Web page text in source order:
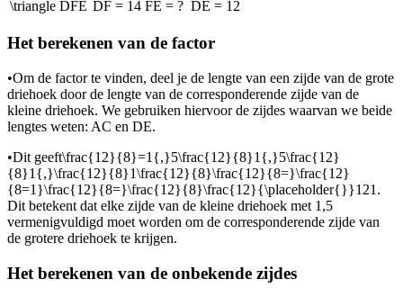
\triangle DFE DF = 14 FE = ? DE = 12
Het berekenen van de factor
•Om de factor te vinden, deel je de lengte van een zijde van de grote
driehoek door de lengte van de corresponderende zijde van de
kleine driehoek. We gebruiken hiervoor de zijdes waarvan we beide
lengtes weten: AC en DE.
•Dit geeft\frac{12}{8}=1{,}5\frac{12}{8}1{,}5\frac{12}
{8}1{,}\frac{12}{8}1\frac{12}{8}\frac{12}{8=}\frac{12}
{8=1}\frac{12}{8=}\frac{12}{8}\frac{12}{\placeholder{}}121 .
Dit betekent dat elke zijde van de kleine driehoek met 1,5
vermenigvuldigd moet worden om de corresponderende zijde van
de grotere driehoek te krijgen.
Het berekenen van de onbekende zijdes